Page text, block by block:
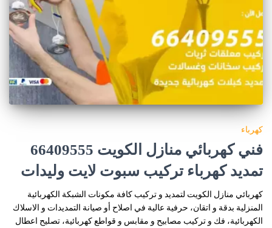
كهرباء
فني كهربائي منازل الكويت 66409555
تمديد كهرباء تركيب سبوت لايت وليدات
كهربائي منازل الكويت لتمديد و تركيب كافة مكونات الشبكة الكهربائية
المنزلية بدقة و اتقان، حرفية عالية في اصلاح أو صيانة التمديدات و الاسلاك
الكهربائية، فك و تركيب مصابيح و مقابس و قواطع كهربائية، تصليح اعطال